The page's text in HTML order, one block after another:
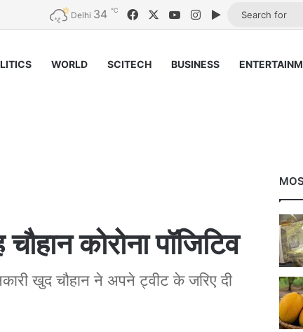
Delhi 34 ℃ FacebookYouTubeInstagramGoogle Play
WORLD SCITECH BUSINESS
कोरोना पॉजिटिव
खुद चौहान ने अपने ट्वीट के जरिए दी